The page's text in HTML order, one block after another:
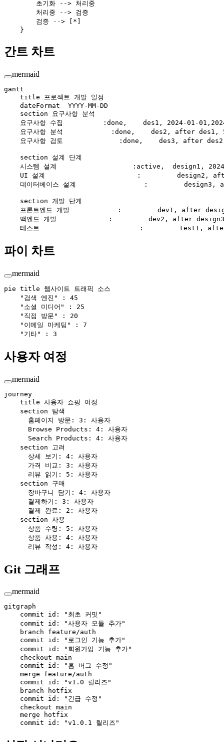
        초기화 --> 처리중
        처리중 --> 검증
        검증 --> [*]
    }
간트 차트
mermaid
gantt
    title 프로젝트 개발 일정
    dateFormat  YYYY-MM-DD
    section 요구사항 분석
요구사항 수집          :done,    des1, 2024-01-
요구사항 분석            :done,    des2, after des1,
요구사항 검토              :done,    des3, after
    section 설계 단계
시스템 설계                   :active,  design1,
UI 설계                       :         design2,
데이터베이스 설계                 :         design3,
    section 개발 단계
프론트엔드 개발            :         dev1, after
백엔드 개발             :         dev2, after
테스트                         :         test1,
파이 차트
mermaid
pie title 웹사이트 트래픽 소스
    "검색 엔진" : 45
    "소셜 미디어" : 25
    "직접 방문" : 20
    "이메일 마케팅" : 7
    "기타" : 3
사용자 여정
mermaid
journey
    title 사용자 쇼핑 여정
    section 탐색
      홈페이지 방문: 3: 사용자
      Browse Products: 4: 사용자
      Search Products: 4: 사용자
    section 고려
      상세 보기: 4: 사용자
      가격 비교: 3: 사용자
      리뷰 읽기: 5: 사용자
    section 구매
      장바구니 담기: 4: 사용자
      결제하기: 3: 사용자
      결제 완료: 2: 사용자
    section 사용
      상품 수령: 5: 사용자
      상품 사용: 4: 사용자
      리뷰 작성: 4: 사용자
Git 그래프
mermaid
gitgraph
    commit id: "최초 커밋"
    commit id: "사용자 모듈 추가"
    branch feature/auth
    commit id: "로그인 기능 추가"
    commit id: "회원가입 기능 추가"
    checkout main
    commit id: "홈 버그 수정"
    merge feature/auth
    commit id: "v1.0 릴리즈"
    branch hotfix
    commit id: "긴급 수정"
    checkout main
    merge hotfix
    commit id: "v1.0.1 릴리즈"